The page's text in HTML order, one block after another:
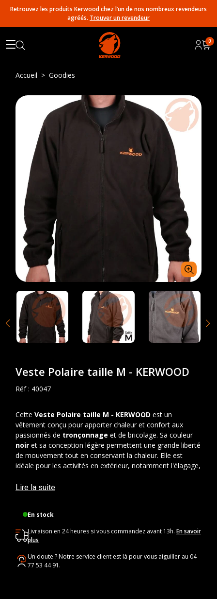
Retrouvez les produits Kerwood chez l’un de nos nombreux revendeurs
agréés. Trouver un revendeur
0
Accueil Goodies
Veste Polaire taille M - KERWOOD
Réf : 40047
Cette Veste Polaire taille M - KERWOOD est un
vêtement conçu pour apporter chaleur et confort aux
passionnés de tronçonnage et de bricolage. Sa couleur
noir et sa conception légère permettent une grande liberté
de mouvement tout en conservant la chaleur. Elle est
idéale pour les activités en extérieur, notamment l'élagage,
légères. Cette veste est proposée à un prix accessible,
Couleur :
Type :Veste Polaire
Marque :KERWOOD
Lire la suite
En stock
Livraison en 24 heures si vous commandez avant 13h. En savoir
plus
Un doute ? Notre service client est là pour vous aiguiller au 04
77 53 44 91.